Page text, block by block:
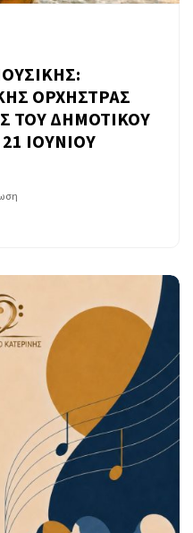
ΟΡΧΗΣΤΡΑΣ
ΤΟΥ ΔΗΜΟΤΙΚΟΥ
ΙΟΥΝΙΟΥ